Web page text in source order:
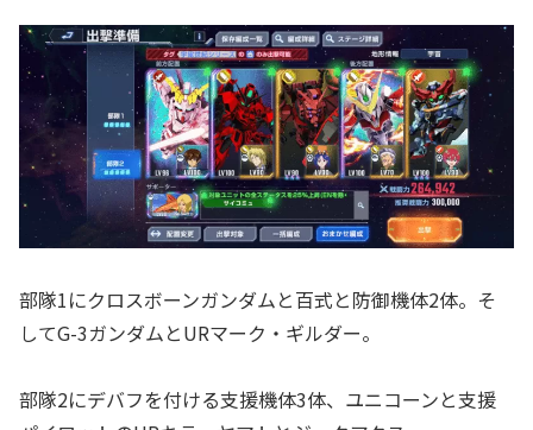
部隊1にクロスボーンガンダムと百式と防御機体2体。そ
してG-3ガンダムとURマーク・ギルダー。
部隊2にデバフを付ける支援機体3体、ユニコーンと支援